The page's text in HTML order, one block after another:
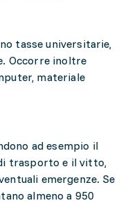
tasse universitarie,
Occorre inoltre
materiale
ad esempio il
trasporto e il vitto,
emergenze. Se
almeno a 950